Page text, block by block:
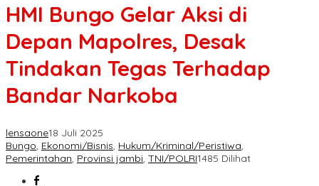
HMI Bungo Gelar Aksi di
Depan Mapolres, Desak
Tindakan Tegas Terhadap
Bandar Narkoba
lensaone18 Juli 2025
Bungo, Ekonomi/Bisnis, Hukum/Kriminal/Peristiwa,
Pemerintahan, Provinsi jambi, TNI/POLRI1485 Dilihat